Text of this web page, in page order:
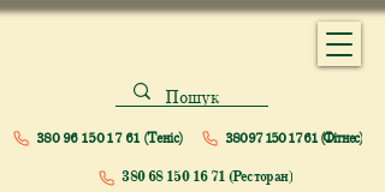
380 96 150 17 61 (Теніс) 380 97 150 17 61 (Фітнес)
380 68 150 16 71 (Ресторан)